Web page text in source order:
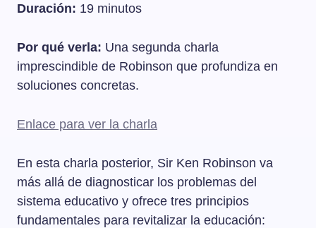
Duración: 19 minutos
Por qué verla: Una segunda charla
imprescindible de Robinson que profundiza en
soluciones concretas.
Enlace para ver la charla
En esta charla posterior, Sir Ken Robinson va
más allá de diagnosticar los problemas del
sistema educativo y ofrece tres principios
fundamentales para revitalizar la educación: